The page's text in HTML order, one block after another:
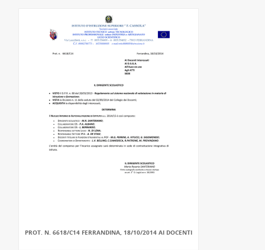
PROT. N. 6618/C14 FERRANDINA, 18/10/2014 AI DOCENTI